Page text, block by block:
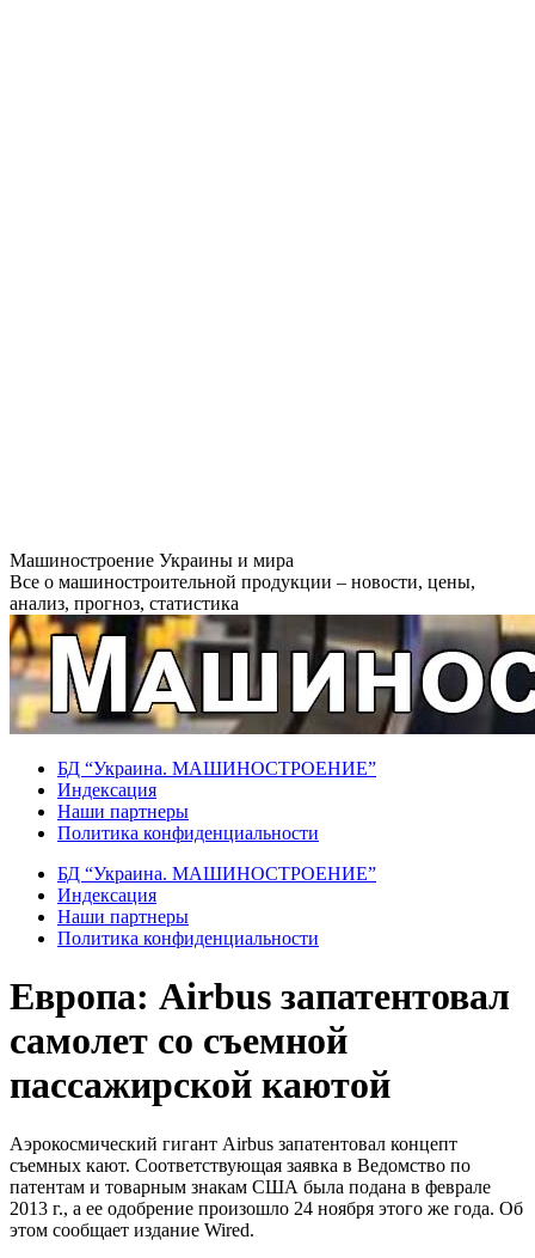
Перейти
к
содержанию
Машиностроение Украины и мира
Все о машиностроительной продукции – новости, цены,
анализ, прогноз, статистика
БД “Украина. МАШИНОСТРОЕНИЕ”
Индекcация
Наши партнеры
Политика конфиденциальности
БД “Украина. МАШИНОСТРОЕНИЕ”
Индекcация
Наши партнеры
Политика конфиденциальности
Европа: Airbus запатентовал
самолет со съемной
пассажирской каютой
Аэрокосмический гигант Airbus запатентовал концепт
съемных кают. Соответствующая заявка в Ведомство по
патентам и товарным знакам США была подана в феврале
2013 г., а ее одобрение произошло 24 ноября этого же года. Об
этом сообщает издание Wired.